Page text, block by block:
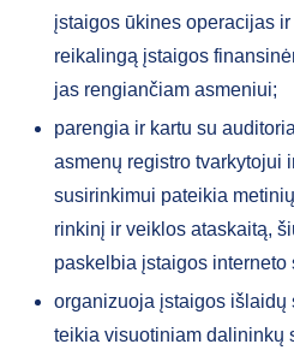
įstaigos ūkines operacijas
reikalingą įstaigos
jas rengiančiam asmeniui;
parengia ir kartu su
asmenų registro tvarkytojui
susirinkimui pateikia
rinkinį ir veiklos ataskaitą,
paskelbia įstaigos interneto
organizuoja įstaigos išlaidų
teikia visuotiniam dalininkų